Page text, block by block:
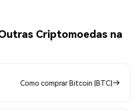
Criptomoedas na
Como comprar Bitcoin (BTC)